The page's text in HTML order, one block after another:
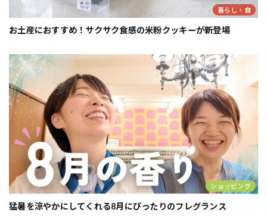
暮らし・食
お土産におすすめ！サクサク食感の米粉クッキーが新登場
ショッピング
猛暑を涼やかにしてくれる8月にぴったりのフレグランス